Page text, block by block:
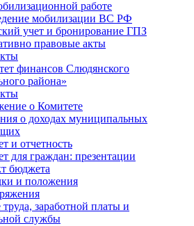
работе
мобилизации ВС РФ
учет и бронирование ГПЗ
правовые акты
финансов Слюдянского
района»
о Комитете
о доходах муниципальных
и отчетность
для граждан: презентации
бюджета
и положения
заработной платы и
службы